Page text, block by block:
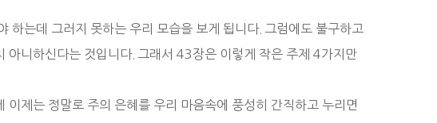
하는데 그러지 못하는 우리 모습을 보게 됩니다. 그럼에도 불구하고
아니하신다는 것입니다. 그래서 43장은 이렇게 작은 주제 4가지만
제는 정말로 주의 은혜를 우리 마음속에 풍성히 간직하고 누리면